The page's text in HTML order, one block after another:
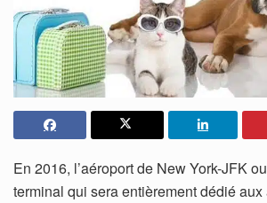
En 2016, l’aéroport de New York-JFK
terminal qui sera entièrement dédié